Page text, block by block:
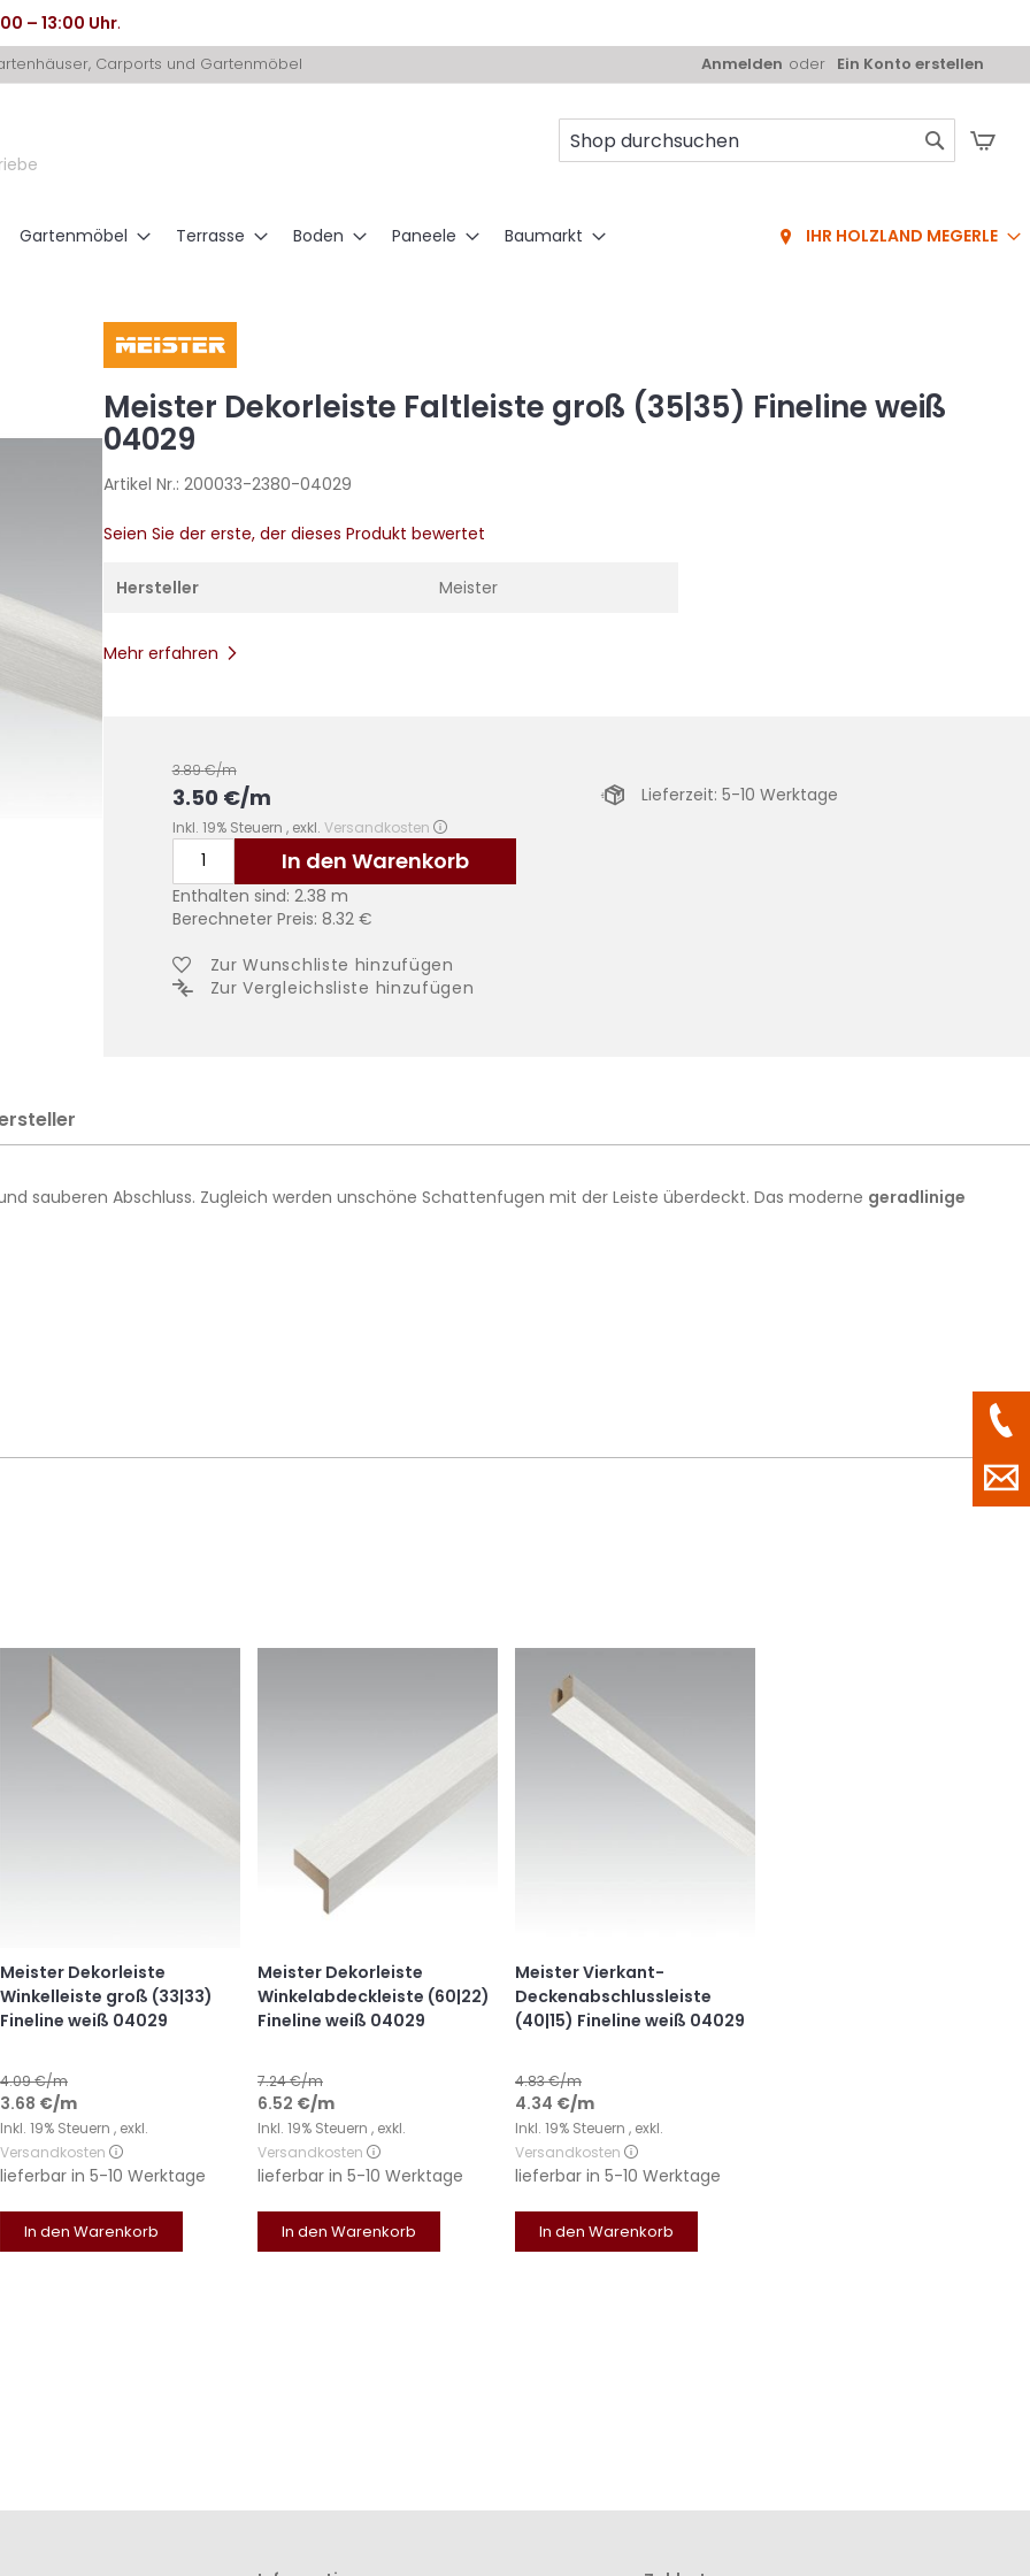
– 13:00 Uhr.
Carports und Gartenmöbel Anmelden Ein Konto erstellen
Gartenmöbel Terrasse Boden Paneele Baumarkt IHR HOLZLAND MEGERLE
Meister Dekorleiste Faltleiste groß (35|35) Fineline weiß
04029
Artikel Nr.: 200033-2380-04029
Seien Sie der erste, der dieses Produkt bewertet
Hersteller Meister
Mehr erfahren
3.89€/m
3.50 €/m
Inkl. 19% Steuern , exkl. Versandkosten
In den Warenkorb
Enthalten sind: 2.38 m
Berechneter Preis: 8.32 €
Lieferzeit: 5-10 Werktage
Zur Wunschliste hinzufügen
Zur Vergleichsliste hinzufügen
sauberen Abschluss. Zugleich werden unschöne Schattenfugen mit der Leiste überdeckt. Das moderne geradlinige
Meister Dekorleiste
Winkelleiste groß (33|33)
Fineline weiß 04029
4.09€/m
3.68 €/m
Inkl. 19% Steuern , exkl.
Versandkosten
lieferbar in 5-10 Werktage
In den Warenkorb
Meister Dekorleiste
Winkelabdeckleiste (60|22)
Fineline weiß 04029
7.24€/m
6.52 €/m
Inkl. 19% Steuern , exkl.
Versandkosten
lieferbar in 5-10 Werktage
In den Warenkorb
Meister Vierkant-
Deckenabschlussleiste
(40|15) Fineline weiß 04029
4.83€/m
4.34 €/m
Inkl. 19% Steuern , exkl.
Versandkosten
lieferbar in 5-10 Werktage
In den Warenkorb